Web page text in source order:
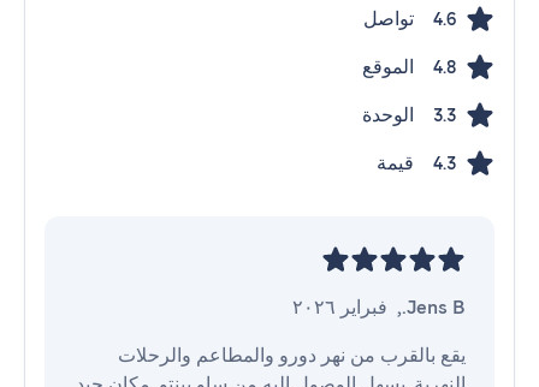
4.6 تواصل
4.8 الموقع
3.3 الوحدة
4.3 قيمة
Jens B.
, فبراير ٢٠٢٦